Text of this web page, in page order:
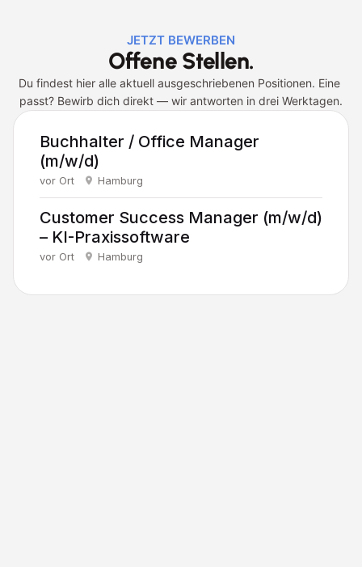
JETZT BEWERBEN
Offene Stellen.
Du findest hier alle aktuell ausgeschriebenen Positionen. Eine
passt? Bewirb dich direkt — wir antworten in drei Werktagen.